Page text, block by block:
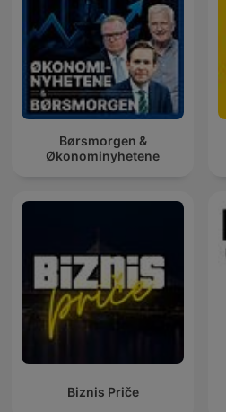
Børsmorgen &
Økonominyhetene
Biznis Priče